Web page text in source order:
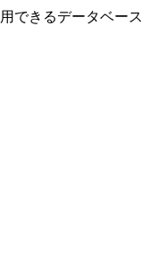
できるデータベース